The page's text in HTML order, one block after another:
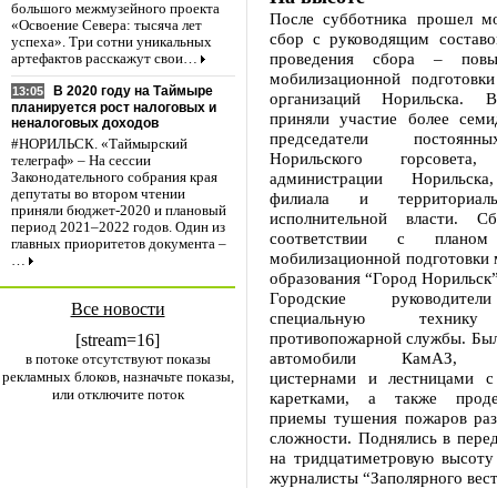
большого межмузейного проекта
«Освоение Севера: тысяча лет
успеха». Три сотни уникальных
артефактов расскажут свои…
13:05
В 2020 году на Таймыре
планируется рост налоговых и
неналоговых доходов
#НОРИЛЬСК. «Таймырский
телеграф» – На сессии
Законодательного собрания края
депутаты во втором чтении
приняли бюджет-2020 и плановый
период 2021–2022 годов. Один из
главных приоритетов документа –
…
Все новости
[stream=16]
в потоке отсутствуют показы
рекламных блоков, назначьте показы,
или отключите поток
После субботника прошел
сбор с руководящим
проведения сбора –
мобилизационной
организаций Норильска.
приняли участие более
председатели
Норильского горсовета,
администрации
филиала и
исполнительной власти.
соответствии с планом
мобилизационной подготовки
образования “Город
Городские
специальную технику
противопожарной службы.
автомобили КамАЗ,
цистернами и лестницами
каретками, а также
приемы тушения пожаров
сложности. Поднялись в
на тридцатиметровую
журналисты “Заполярного